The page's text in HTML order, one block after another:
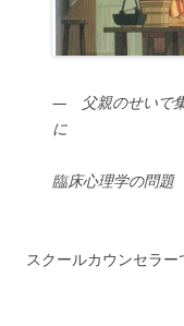
— 父親のせいで集
に
臨床心理学の問題
スクールカウンセラー